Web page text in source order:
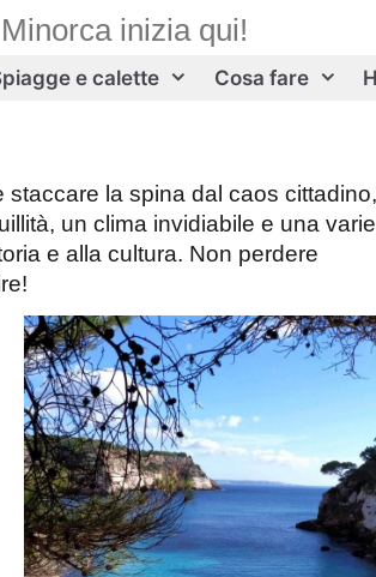
inizia qui!
e calette Cosa fare
la spina dal caos cittadino,
un clima invidiabile e una
e alla cultura. Non perdere